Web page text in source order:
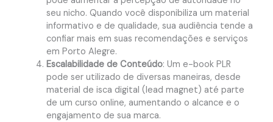
seu nicho. Quando você disponibiliza um material
informativo e de qualidade, sua audiência tende a
confiar mais em suas recomendações e serviços
em Porto Alegre.
Escalabilidade de Conteúdo: Um e-book PLR
pode ser utilizado de diversas maneiras, desde
material de isca digital (lead magnet) até parte
de um curso online, aumentando o alcance e o
engajamento de sua marca.